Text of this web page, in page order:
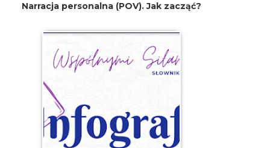
Narracja personalna (POV). Jak zacząć?